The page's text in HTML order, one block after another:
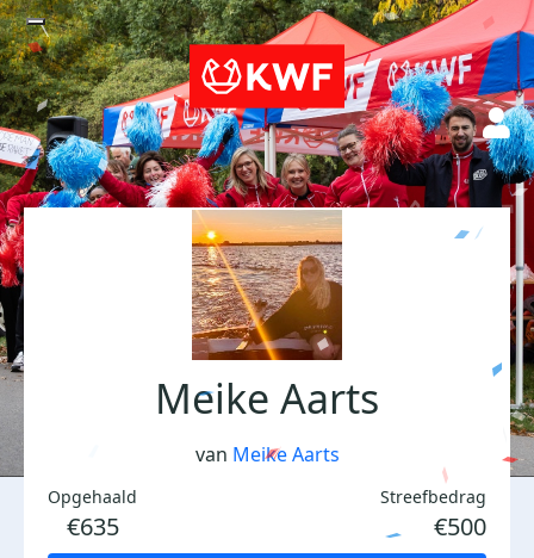
Meike Aarts
van Meike Aarts
Opgehaald
€635
Streefbedrag
€500